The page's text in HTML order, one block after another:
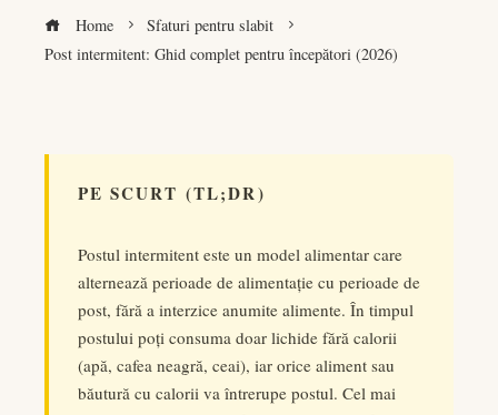
Home
Sfaturi pentru slabit
Post intermitent: Ghid complet pentru începători (2026)
PE SCURT (TL;DR)
Postul intermitent este un model alimentar care
alternează perioade de alimentație cu perioade de
post, fără a interzice anumite alimente. În timpul
postului poți consuma doar lichide fără calorii
(apă, cafea neagră, ceai), iar orice aliment sau
băutură cu calorii va întrerupe postul. Cel mai